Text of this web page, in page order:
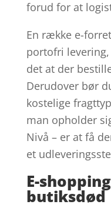
forud for at
En række e-
portofri
det at der
Derudover bør
kostelige
man opholder
Nivå – er at få
et
E-
butiksdød